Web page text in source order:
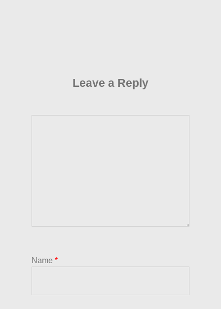
Leave a Reply
Name *